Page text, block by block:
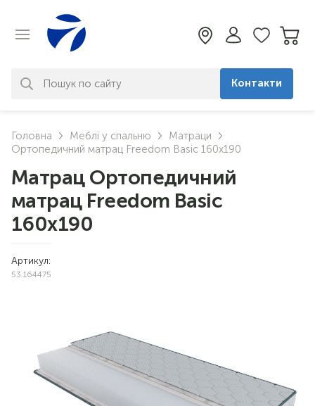
знайдено. Уточніть свій запит
Контакти
Головна Меблі у спальню
Матраци
Ортопедичний матрац Freedom Basic 160х190
Матрац Ортопедичний
матрац Freedom Basic
160х190
Артикул:
53.164475